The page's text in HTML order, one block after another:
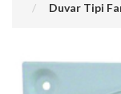
Duvar Tipi